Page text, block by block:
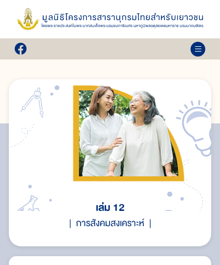
เล่ม 12
การสังคมสงเคราะห์